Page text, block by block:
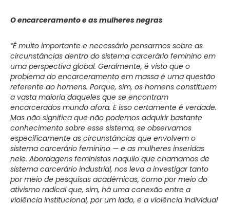
O encarceramento e as mulheres negras
“É muito importante e necessário pensarmos sobre as
circunstâncias dentro do sistema carcerário feminino em
uma perspectiva global. Geralmente, é visto que o
problema do encarceramento em massa é uma questão
referente ao homens. Porque, sim, os homens constituem
a vasta maioria daqueles que se encontram
encarcerados mundo afora. E isso certamente é verdade.
Mas não significa que não podemos adquirir bastante
conhecimento sobre esse sistema, se observamos
especificamente as circunstâncias que envolvem o
sistema carcerário feminino — e as mulheres inseridas
nele. Abordagens feministas naquilo que chamamos de
sistema carcerário industrial, nos leva a investigar tanto
por meio de pesquisas acadêmicas, como por meio do
ativismo radical que, sim, há uma conexão entre a
violência institucional, por um lado, e a violência individual